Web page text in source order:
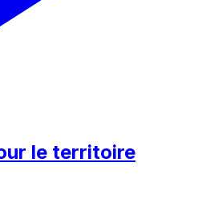
le territoire